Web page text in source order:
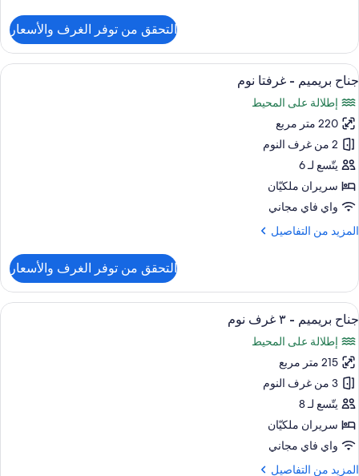
غرفة
بريميم
التحقق من توفر الغرف والأسعار
استعراض
جميع
صور
جناح
بريميم
-
غرفتا
نوم
21
جناح بريميم - غرفتا نوم
إطلالة على المحيط
220 متر مربع
2 من غرف النوم
يتّسع لـ 6
سريران ملكيّان
واي فاي مجاني
المزيد من التفاصيل
المزيد
جناح
بريميم
-
غرفتا
نوم
التحقق من توفر الغرف والأسعار
استعراض
جميع
صور
جناح
بريميم
-
٣
غرف
34
جناح بريميم - ٣ غرف نوم
إطلالة على المحيط
215 متر مربع
3 من غرف النوم
يتّسع لـ 8
سريران ملكيّان
واي فاي مجاني
المزيد من التفاصيل
المزيد